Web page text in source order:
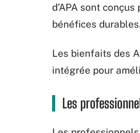
d’APA sont
bénéfices
Les bienfaits des
intégrée pour
Les